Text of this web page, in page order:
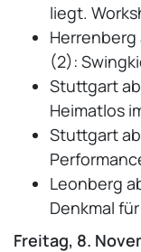
liegt.
Herrenberg
(2):
Stuttgart
Heimatlos
Stuttgart
Leonberg
Denkmal
Freitag, 8.